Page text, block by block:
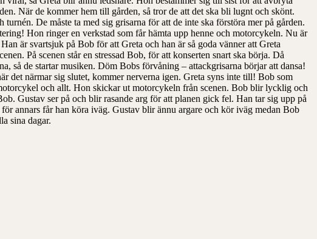
När de kommer hem till gården, så tror de att det ska bli lugnt och skönt.
De måste ta med sig grisarna för att de inte ska förstöra mer på gården.
Hon ringer en verkstad som får hämta upp henne och motorcykeln. Nu är
är svartsjuk på Bob för att Greta och han är så goda vänner att Greta
På scenen står en stressad Bob, för att konserten snart ska börja. Då
så de startar musiken. Döm Bobs förvåning – attackgrisarna börjar att dansa!
det närmar sig slutet, kommer nerverna igen. Greta syns inte till! Bob som
och allt. Hon skickar ut motorcykeln från scenen. Bob blir lycklig och
Gustav ser på och blir rasande arg för att planen gick fel. Han tar sig upp på
annars får han köra iväg. Gustav blir ännu argare och kör iväg medan Bob
sina dagar.